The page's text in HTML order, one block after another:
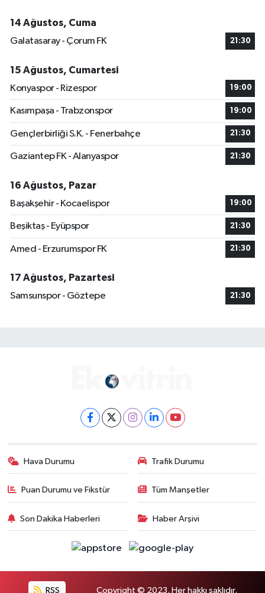
14 Ağustos, Cuma
Galatasaray - Çorum FK
21:30
15 Ağustos, Cumartesi
Konyaspor - Rizespor
19:00
Kasımpaşa - Trabzonspor 19:00
Gençlerbirliği S.K. - Fenerbahçe 21:30
Gaziantep FK - Alanyaspor 21:30
16 Ağustos, Pazar
Başakşehir - Kocaelispor
19:00
Beşiktaş - Eyüpspor 21:30
Amed - Erzurumspor FK 21:30
17 Ağustos, Pazartesi
Samsunspor - Göztepe
21:30
Hava Durumu Trafik Durumu
Puan Durumu ve Fikstür Tüm Manşetler
Son Dakika Haberleri Haber Arşivi
RSS Copyright © 2023. Her hakkı saklıdır.